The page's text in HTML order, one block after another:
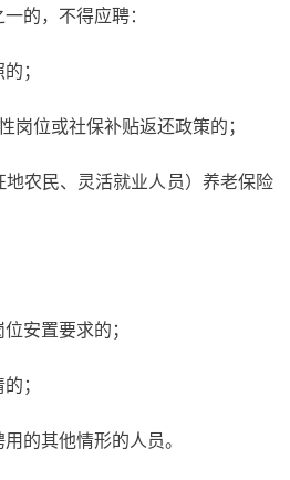
的，不得应聘：
；
岗位或社保补贴返还政策的；
农民、灵活就业人员）养老保险
安置要求的；
；
的其他情形的人员。